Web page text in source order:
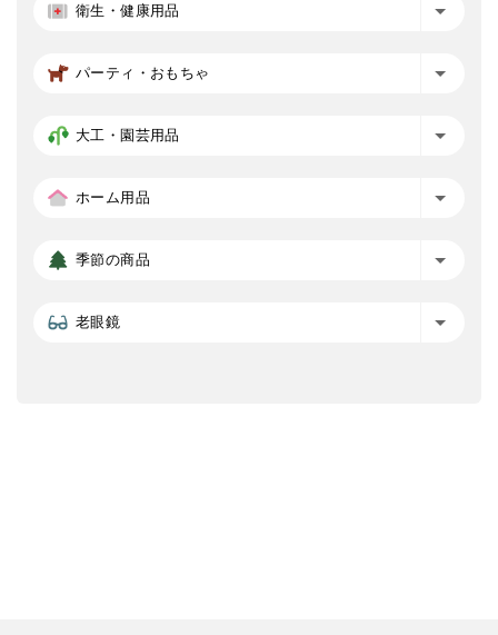
衛生・健康用品
パーティ・おもちゃ
大工・園芸用品
ホーム用品
季節の商品
老眼鏡